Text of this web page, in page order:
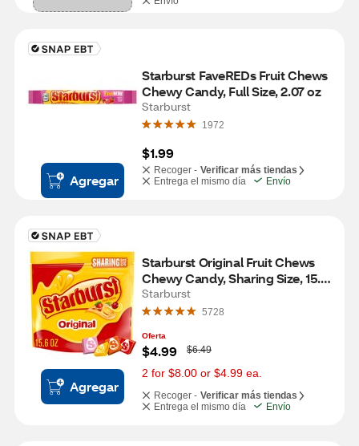
Agregar
Starburst FaveREDs Fruit Chews
Chewy Candy, Full Size, 2.07 oz
Starburst
1972
$1.99
Recoger - Verificar más tiendas
Entrega el mismo día
Envío
Agregar
Starburst Original Fruit Chews
Chewy Candy, Sharing Size, 15.6
OZ
Starburst
5728
Oferta
$4.99
W
a
s
$6.49
2 for $8.00 or $4.99 ea.
Recoger - Verificar más tiendas
Entrega el mismo día
Envío